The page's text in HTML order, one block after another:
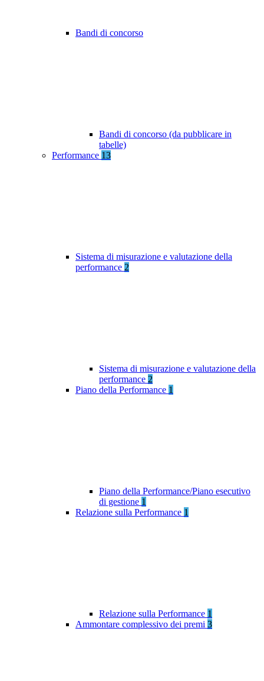
Bandi di concorso
Bandi di concorso (da pubblicare in
tabelle)
Performance 13
Sistema di misurazione e valutazione della
performance 2
Sistema di misurazione e valutazione della
performance 2
Piano della Performance 1
Piano della Performance/Piano esecutivo
di gestione 1
Relazione sulla Performance 1
Relazione sulla Performance 1
Ammontare complessivo dei premi 3